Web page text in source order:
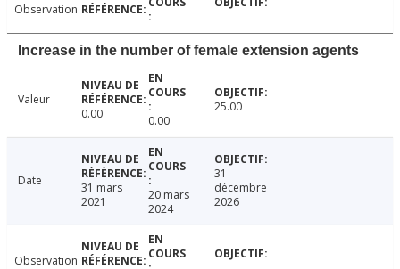
Observation
Increase in the number of female extension agents
Valeur
0.00
0.00
25.00
Date
31 mars
2021
20 mars
2024
31
décembre
2026
Observation